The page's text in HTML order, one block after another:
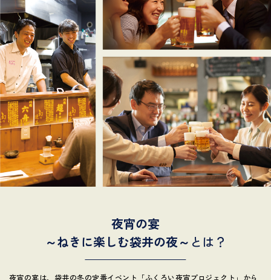
キ
ッ
プ
夜宵の宴
～ねきに楽しむ袋井の夜～ とは？
夜宵の宴は、袋井の冬の定番イベント「ふくろい夜宵プロジェクト」から